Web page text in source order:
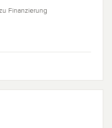
Finanzierung